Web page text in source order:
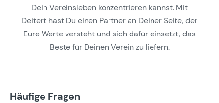
Dein Vereinsleben konzentrieren kannst. Mit
Deitert hast Du einen Partner an Deiner Seite, der
Eure Werte versteht und sich dafür einsetzt, das
Beste für Deinen Verein zu liefern.
Häufige Fragen